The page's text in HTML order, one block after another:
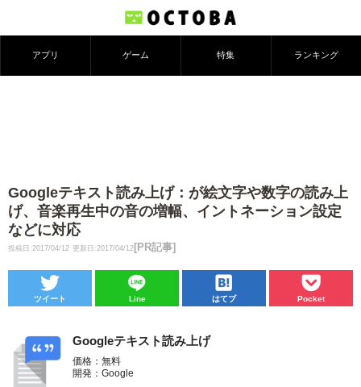
アプリ ゲーム 特集 ランキング
Googleテキスト読み上げ：が絵文字や数字の読み上
げ、音楽再生中の音の増幅、イントネーション設定
などに対応
投稿日:2017/04/12 更新日:2017/04/12 [PR記事]
ツイート Line はてブ Pocket
Googleテキスト読み上げ
価格：無料
開発：Google